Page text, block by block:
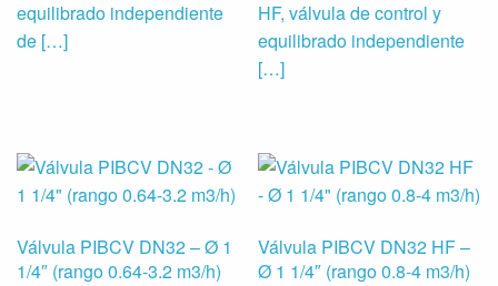
equilibrado independiente
de […]
HF, válvula de control y
equilibrado independiente
[…]
Válvula PIBCV DN32 – Ø 1
1/4″ (rango 0.64-3.2 m3/h)
Válvula PIBCV DN32 HF –
Ø 1 1/4″ (rango 0.8-4 m3/h)